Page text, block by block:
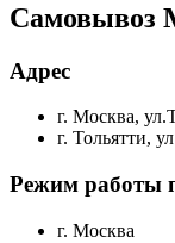
Самовывоз
Адрес
г. Москва,
г. Тольятти,
Режим работы
г. Москва